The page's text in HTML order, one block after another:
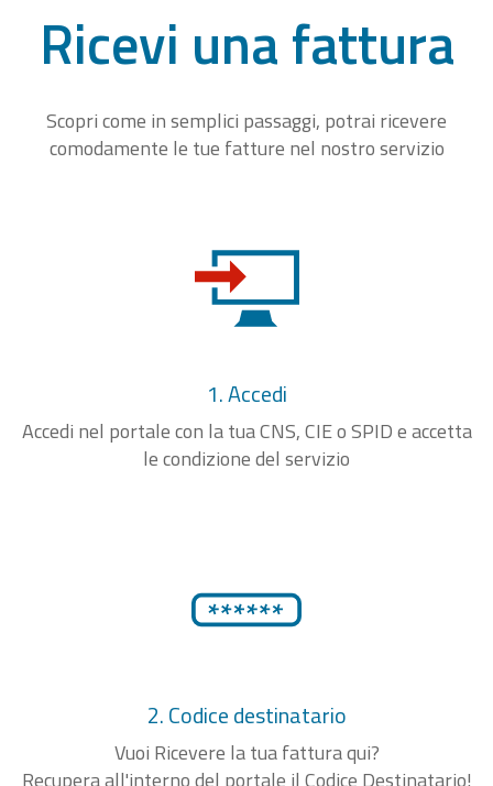
Ricevi una fattura
Scopri come in semplici passaggi, potrai ricevere
comodamente le tue fatture nel nostro servizio
1. Accedi
Accedi nel portale con la tua CNS, CIE o SPID e accetta
le condizione del servizio
2. Codice destinatario
Vuoi Ricevere la tua fattura qui?
Recupera all'interno del portale il Codice Destinatario!